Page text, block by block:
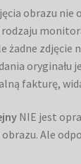
obrazu
żadne
oryginału
fakturę,
NIE jest
Ale